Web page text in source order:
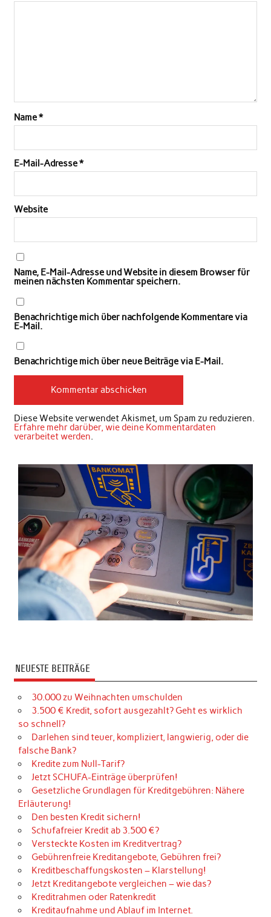
Name*
E-Mail-Adresse*
Website
Name, E-Mail-Adresse und Website in diesem Browser für
meinen nächsten Kommentar speichern.
Benachrichtige mich über nachfolgende Kommentare via
E-Mail.
Benachrichtige mich über neue Beiträge via E-Mail.
Diese Website verwendet Akismet, um Spam zu reduzieren.
Erfahre mehr darüber, wie deine Kommentardaten
verarbeitet werden.
NEUESTE BEITRÄGE
30.000 zu Weihnachten umschulden
3.500 € Kredit, sofort ausgezahlt? Geht es wirklich
so schnell?
Darlehen sind teuer, kompliziert, langwierig, oder die
falsche Bank?
Kredite zum Null-Tarif?
Jetzt SCHUFA-Einträge überprüfen!
Gesetzliche Grundlagen für Kreditgebühren: Nähere
Erläuterung!
Den besten Kredit sichern!
Schufafreier Kredit ab 3.500 €?
Versteckte Kosten im Kreditvertrag?
Gebührenfreie Kreditangebote, Gebühren frei?
Kreditbeschaffungskosten – Klarstellung!
Jetzt Kreditangebote vergleichen – wie das?
Kreditrahmen oder Ratenkredit
Kreditaufnahme und Ablauf im Internet.